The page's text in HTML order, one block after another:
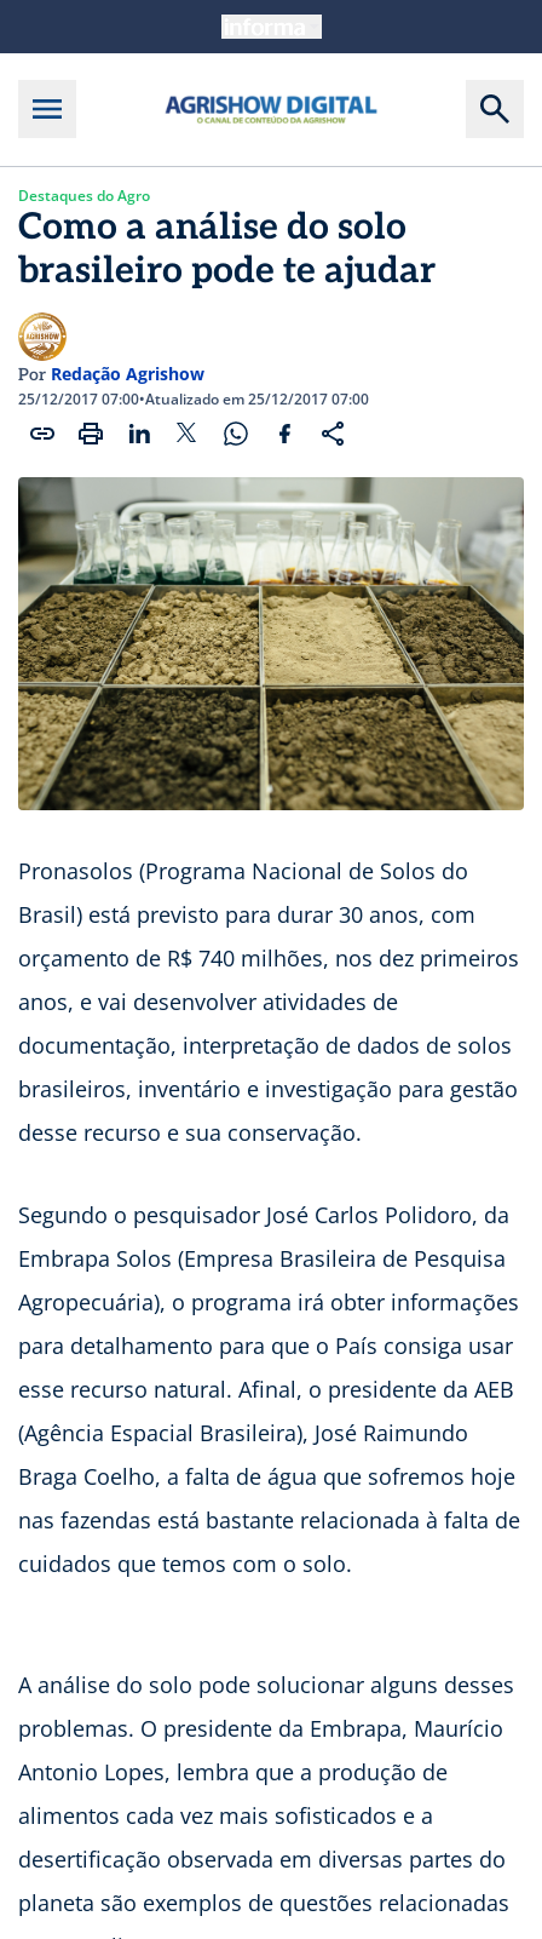
Destaques do Agro
Como a análise do solo
brasileiro pode te ajudar
Por Redação Agrishow
25/12/2017 07:00•Atualizado em 25/12/2017 07:00
Pronasolos (Programa Nacional de Solos do
Brasil) está previsto para durar 30 anos, com
orçamento de R$ 740 milhões, nos dez primeiros
anos, e vai desenvolver atividades de
documentação, interpretação de dados de solos
brasileiros, inventário e investigação para gestão
desse recurso e sua conservação.
Segundo o pesquisador José Carlos Polidoro, da
Embrapa Solos (Empresa Brasileira de Pesquisa
Agropecuária), o programa irá obter informações
para detalhamento para que o País consiga usar
esse recurso natural. Afinal, o presidente da AEB
(Agência Espacial Brasileira), José Raimundo
Braga Coelho, a falta de água que sofremos hoje
nas fazendas está bastante relacionada à falta de
cuidados que temos com o solo.
A análise do solo pode solucionar alguns desses
problemas. O presidente da Embrapa, Maurício
Antonio Lopes, lembra que a produção de
alimentos cada vez mais sofisticados e a
desertificação observada em diversas partes do
planeta são exemplos de questões relacionadas